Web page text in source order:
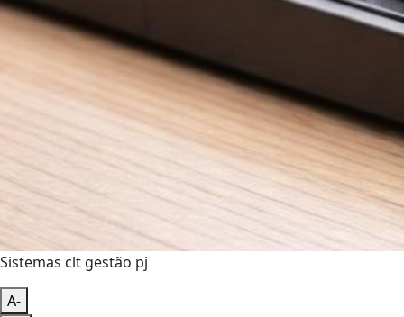
Sistemas clt gestão pj
A-